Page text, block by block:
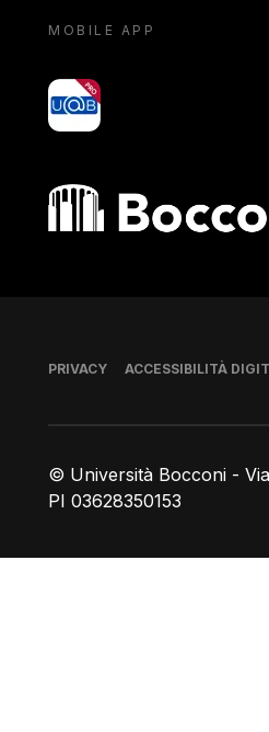
MOBILE APP
yoU@B
Bocconi shop
© Università Bocconi -
PI 03628350153
Piè di pagina
PRIVACY ACCESSIBILITÀ